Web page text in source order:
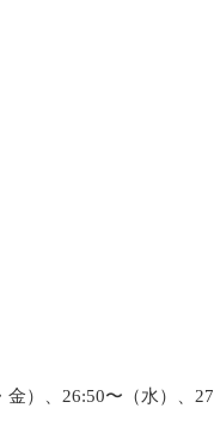
）、26:50〜（水）、